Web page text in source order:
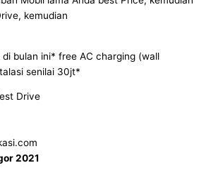
kemudian
di bulan ini* free AC charging (wall
senilai 30jt*
Drive
2021